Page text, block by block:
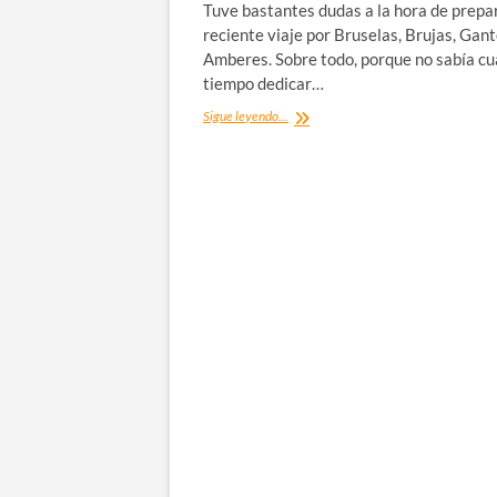
Tuve bastantes dudas a la hora de
reciente viaje por Bruselas, Brujas,
Amberes. Sobre todo, porque no sabía
tiempo dedicar…
Sigue leyendo... Qué